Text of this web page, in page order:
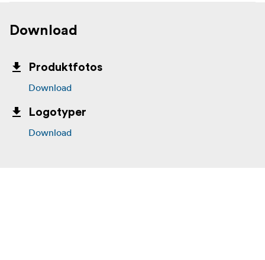
Download
Produktfotos
Download
Logotyper
Download